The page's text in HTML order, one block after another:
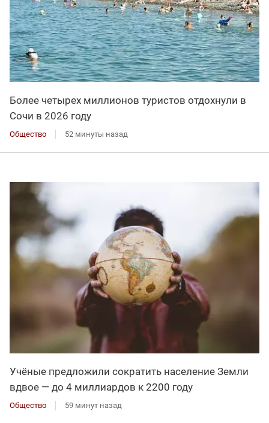
Более четырех миллионов туристов отдохнули в
Сочи в 2026 году
Общество 52 минуты назад
Учёные предложили сократить население Земли
вдвое — до 4 миллиардов к 2200 году
Общество 59 минут назад